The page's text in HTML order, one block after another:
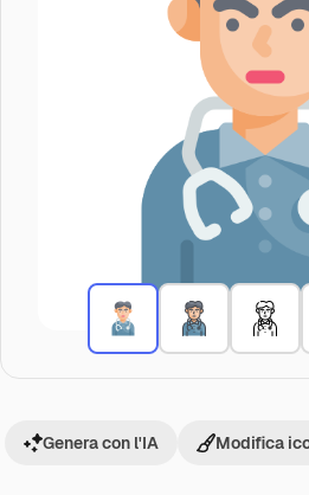
Genera con l'IA Modifica